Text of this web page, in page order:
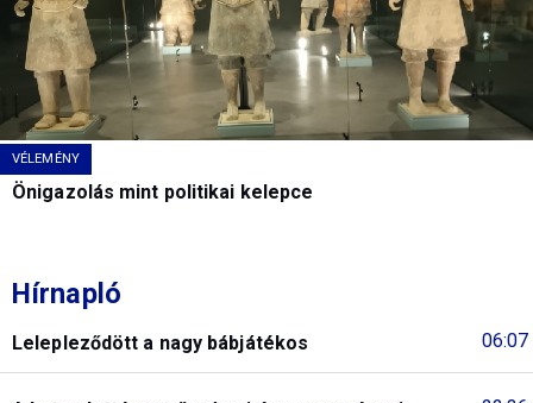
VÉLEMÉNY
Önigazolás mint politikai kelepce
Hírnapló
06:07
Lelepleződött a nagy bábjátékos